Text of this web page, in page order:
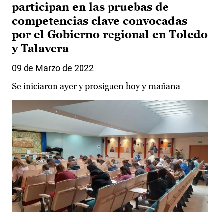
participan en las pruebas de
competencias clave convocadas
por el Gobierno regional en Toledo
y Talavera
09 de Marzo de 2022
Se iniciaron ayer y prosiguen hoy y mañana